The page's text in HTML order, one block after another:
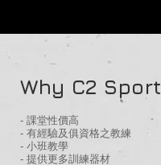
Why C2
- 課堂性價高
- 有經驗及俱資格之教練
- 小班教學
- 提供更多訓練器材